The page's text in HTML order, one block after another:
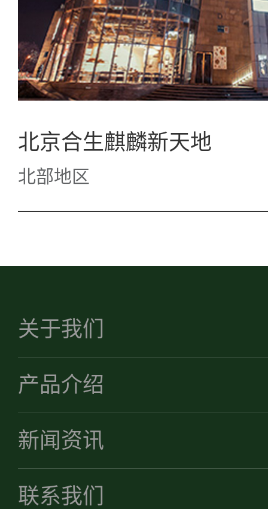
北京合生麒麟新天地
北部地区
关于我们
产品介绍
新闻资讯
联系我们